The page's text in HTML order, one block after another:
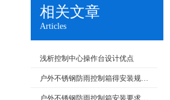
相关文章
Articles
浅析控制中心操作台设计优点
户外不锈钢防雨控制箱得安装规范介绍，大家快来看
户外不锈钢防雨控制箱安装要求和产品特点